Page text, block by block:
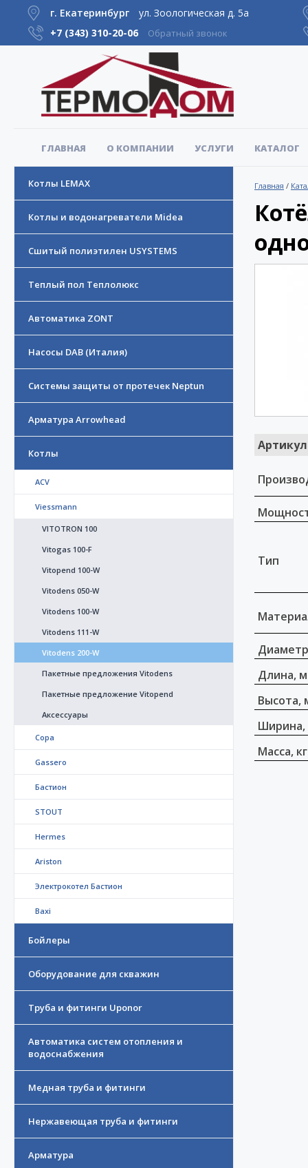
г. Екатеринбург
ул. Зоологическая д. 5а
+7 (343) 310-20-06 Обратный звонок
ГЛАВНАЯ О КОМПАНИИ УСЛУГИ КАТАЛОГ
Котлы LEMAX
Котлы и водонагреватели Midea
Сшитый полиэтилен USYSTEMS
Теплый пол Теплолюкс
Автоматика ZONT
Насосы DAB (Италия)
Системы защиты от протечек Neptun
Арматура Arrowhead
Котлы
ACV
Viessmann
VITOTRON 100
Vitogas 100-F
Vitopend 100-W
Vitodens 050-W
Vitodens 100-W
Vitodens 111-W
Vitodens 200-W
Пакетные предложения Vitodens
Пакетные предложение Vitopend
Аксессуары
Copa
Gassero
Бастион
STOUT
Hermes
Ariston
Электрокотел Бастион
Baxi
Бойлеры
Оборудование для скважин
Труба и фитинги Uponor
Автоматика систем отопления и
водоснабжения
Медная труба и фитинги
Нержавеющая труба и фитинги
Арматура
Главная /
Артикул
Тип
Диаметр
Длина,
Высота,
Масса, кг